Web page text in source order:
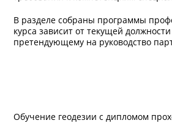
В разделе собраны программы
курса зависит от текущей
претендующему на руководство
Обучение геодезии с дипломом